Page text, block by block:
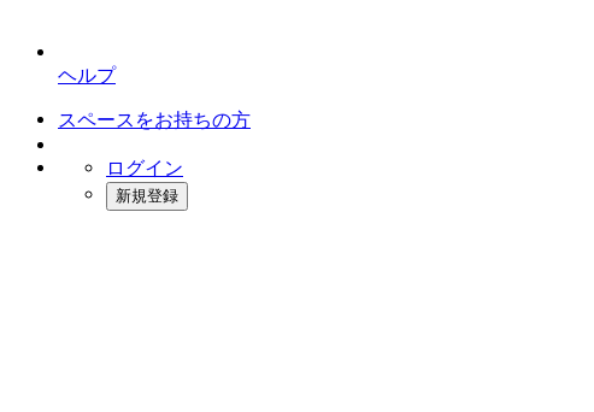
ヘルプ
スペースをお持ちの方
ログイン
新規登録